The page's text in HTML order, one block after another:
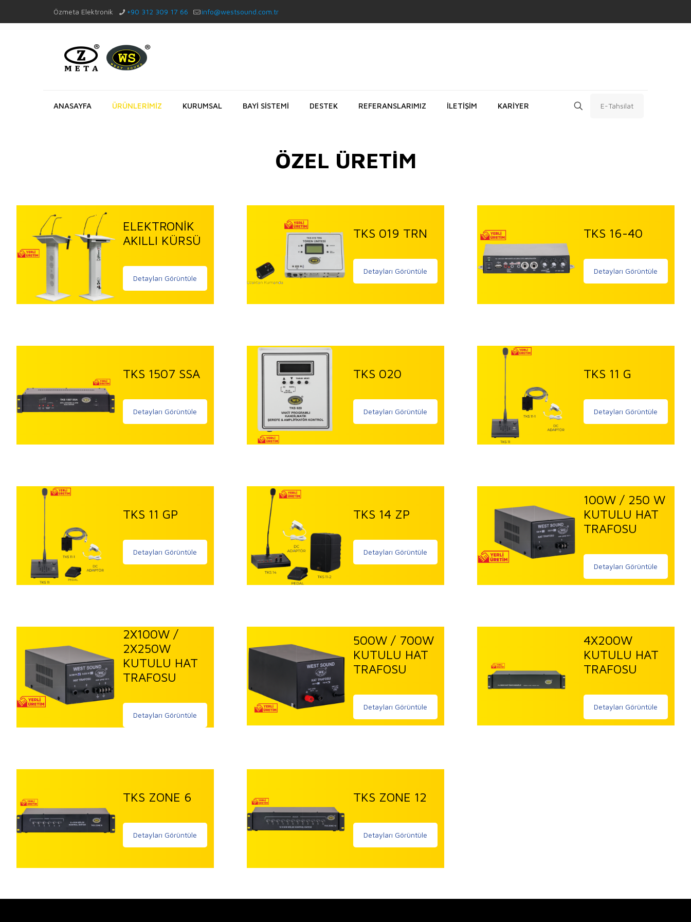
Özmeta Elektronik +90 312 309 17 66 info@westsound.com.tr
ANASAYFA ÜRÜNLERİMİZ KURUMSAL BAYİ SİSTEMİ DESTEK REFERANSLARIMIZ İLETİŞİM KARİYER E-Tahsilat
ÖZEL ÜRETİM
ELEKTRONİK
AKILLI KÜRSÜ
Detayları Görüntüle
TKS 019 TRN
Detayları Görüntüle
TKS 16-40
Detayları Görüntüle
TKS 1507 SSA
Detayları Görüntüle
TKS 020
Detayları Görüntüle
TKS 11 G
Detayları Görüntüle
TKS 11 GP
Detayları Görüntüle
TKS 14 ZP
Detayları Görüntüle
100W / 250 W
KUTULU HAT
TRAFOSU
Detayları Görüntüle
2X100W /
2X250W
KUTULU HAT
TRAFOSU
Detayları Görüntüle
500W / 700W
KUTULU HAT
TRAFOSU
Detayları Görüntüle
4X200W
KUTULU HAT
TRAFOSU
Detayları Görüntüle
TKS ZONE 6
Detayları Görüntüle
TKS ZONE 12
Detayları Görüntüle